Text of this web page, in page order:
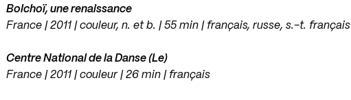
Bolchoï, une renaissance
France | 2011 | couleur, n. et b. | 55 min | français, russe, s.-t. français
Centre National de la Danse (Le)
France | 2011 | couleur | 26 min | français